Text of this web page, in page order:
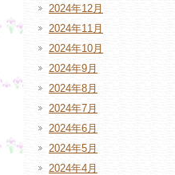
2024年12月
2024年11月
2024年10月
2024年9月
2024年8月
2024年7月
2024年6月
2024年5月
2024年4月